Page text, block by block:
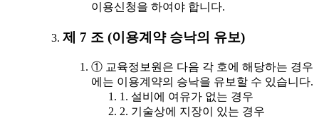
이용신청을 하여야 합니다.
제 7 조 (이용계약 승낙의 유보)
① 교육정보원은 다음 각 호에 해당하는 경우
에는 이용계약의 승낙을 유보할 수 있습니다.
1. 설비에 여유가 없는 경우
2. 기술상에 지장이 있는 경우